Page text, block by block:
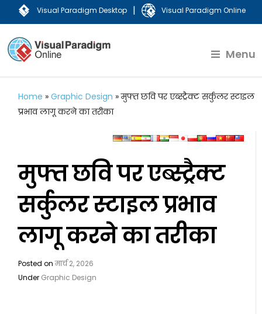
Visual Paradigm Desktop | Visual Paradigm Online
Menu
Home »Graphic Design »मुफ्त छवि पर एब्स्ट्रैक्ट सर्कुलर स्टाइल
प्रभाव लागू करने का तरीका
मुफ्त छवि पर एब्स्ट्रैक्ट
सर्कुलर स्टाइल प्रभाव
लागू करने का तरीका
Posted onमार्च 2, 2026
Under Graphic Design